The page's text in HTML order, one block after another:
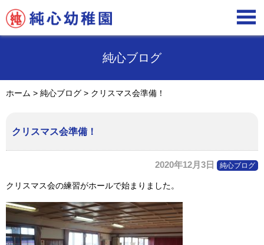

純心ブログ
ホーム > 純心ブログ > クリスマス会準備！
クリスマス会準備！
2020年12月3日 純心ブログ
クリスマス会の練習がホールで始まりました。